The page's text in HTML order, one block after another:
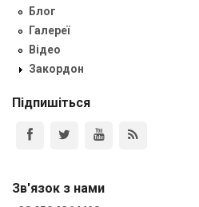
Блог
Галереї
Відео
Закордон
Підпишіться
Зв'язок з нами